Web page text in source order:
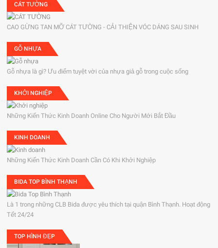
CÁT TƯỜNG
CAO GỪNG TAN MỠ CÁT TƯỜNG - CẢI THIỆN VÓC DÁNG SAU SINH
GỖ NHỰA
Gỗ nhựa là gì? Ưu điểm tuyệt vời của nhựa giả gỗ trong cuộc sống
KHỞI NGHIỆP
Những Kiến Thức Kinh Doanh Online Cho Người Mới Bắt Đầu
KINH DOANH
Những Kiến Thức Kinh Doanh Cần Có Khi Khởi Nghiệp
BIDA TOP BÌNH THẠNH
Là 1 trong những CLB Bida được yêu thích tại quận Bình Thạnh. Hoạt động
Tết 24/24
TOP HÌNH ĐẸP